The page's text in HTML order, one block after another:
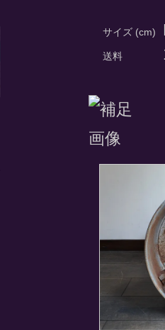
サイズ (cm)
送料